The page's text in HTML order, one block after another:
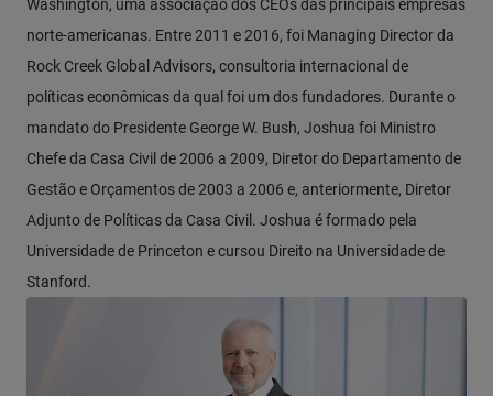
Washington, uma associação dos CEOs das principais empresas
norte-americanas. Entre 2011 e 2016, foi Managing Director da
Rock Creek Global Advisors, consultoria internacional de
políticas econômicas da qual foi um dos fundadores. Durante o
mandato do Presidente George W. Bush, Joshua foi Ministro
Chefe da Casa Civil de 2006 a 2009, Diretor do Departamento de
Gestão e Orçamentos de 2003 a 2006 e, anteriormente, Diretor
Adjunto de Políticas da Casa Civil. Joshua é formado pela
Universidade de Princeton e cursou Direito na Universidade de
Stanford.